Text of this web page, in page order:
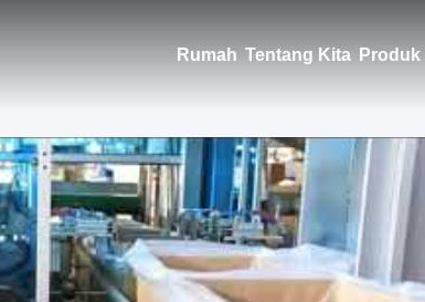
Rumah Tentang Kita Produk